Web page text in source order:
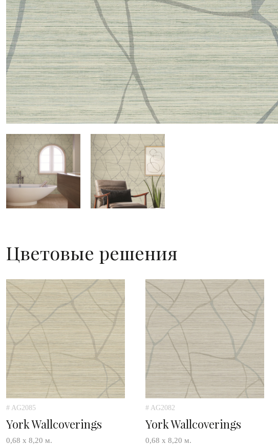
Цветовые решения
# AG2085
York Wallcoverings
0,68 х 8,20 м.
# AG2082
York Wallcoverings
0,68 х 8,20 м.